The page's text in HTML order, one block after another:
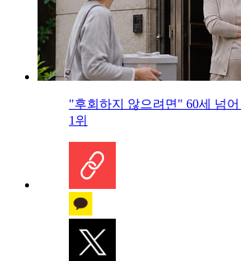
"후회하지 않으려면" 60세 넘
1위